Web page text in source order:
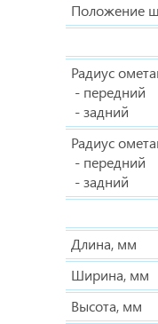
Положение
Радиус
- передний
- задний
Радиус
- передний
- задний
Длина, мм
Ширина, мм
Высота, мм